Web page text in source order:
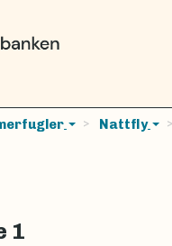
Nattfly
1